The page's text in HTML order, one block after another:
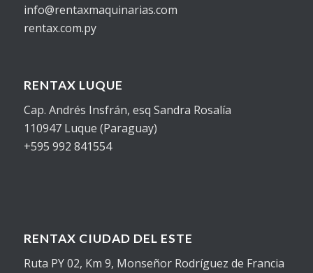
info@rentaxmaquinarias.com
rentax.com.py
RENTAX LUQUE
Cap. Andrés Insfrán, esq Sandra Rosalía
110947 Luque (Paraguay)
+595 992 841554
RENTAX CIUDAD DEL ESTE
Ruta PY 02, Km 9, Monseñor Rodríguez de Francia